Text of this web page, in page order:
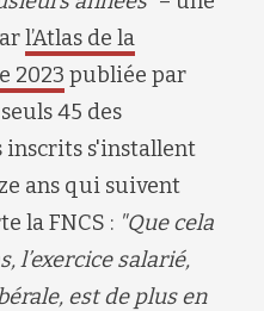
l’Atlas de la
2023 publiée par
45 des
inscrits s'installent
ans qui suivent
la FNCS : "Que cela
l’exercice salarié,
est de plus en